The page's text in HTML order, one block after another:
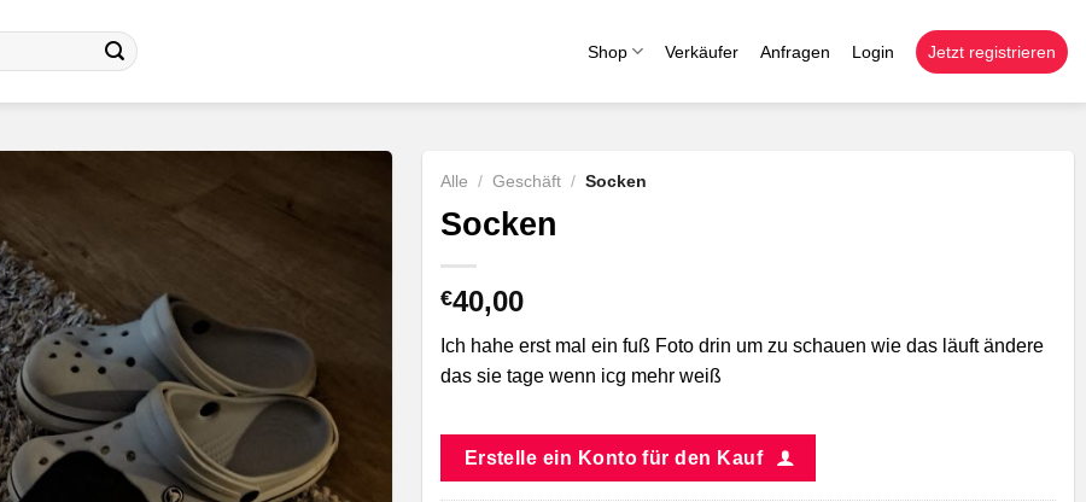
Shop Verkäufer Anfragen Login Jetzt registrieren
Alle / Geschäft / Socken
Socken
€40,00
Ich hahe erst mal ein fuß Foto drin um zu schauen wie das läuft ändere
das sie tage wenn icg mehr weiß
Erstelle ein Konto für den Kauf